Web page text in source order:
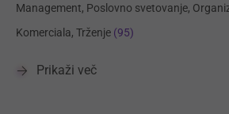
Management, Poslovno svetovanje,
Komerciala, Trženje (95)
Prikaži več